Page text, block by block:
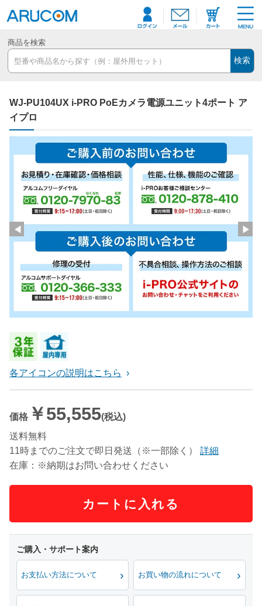
商品を検索
検索
WJ-PU104UX i-PRO PoEカメラ電源ユニット4ポート ア
イプロ
◀ ▶
各アイコンの説明はこちら
価格 ￥55,555(税込)
送料無料
11時までのご注文で即日発送（※一部除く）
詳細
在庫：※納期はお問い合わせください
カートに入れる
お支払い方法について お買い物の流れについて